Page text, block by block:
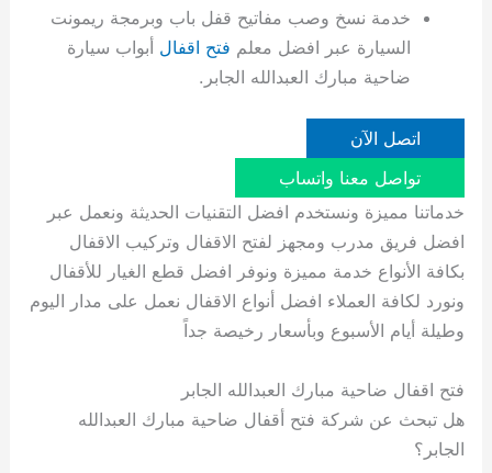
خدمة نسخ وصب مفاتيح قفل باب وبرمجة ريمونت
السيارة عبر افضل معلم فتح اقفال أبواب سيارة
ضاحية مبارك العبدالله الجابر.
اتصل الآن
تواصل معنا واتساب
خدماتنا مميزة ونستخدم افضل التقنيات الحديثة ونعمل عبر
افضل فريق مدرب ومجهز لفتح الاقفال وتركيب الاقفال
بكافة الأنواع خدمة مميزة ونوفر افضل قطع الغيار للأقفال
ونورد لكافة العملاء افضل أنواع الاقفال نعمل على مدار اليوم
وطيلة أيام الأسبوع وبأسعار رخيصة جداً
فتح اقفال ضاحية مبارك العبدالله الجابر
هل تبحث عن شركة فتح أقفال ضاحية مبارك العبدالله
الجابر؟